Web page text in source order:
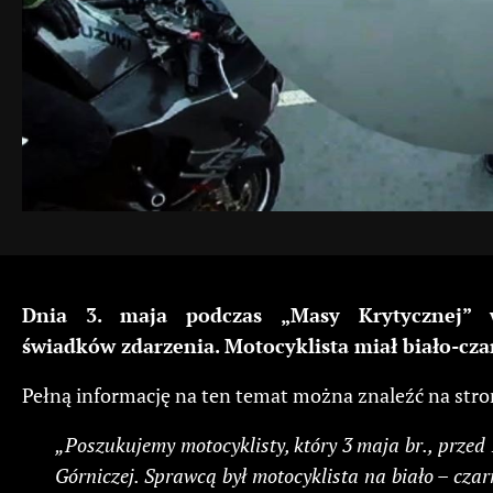
Dnia 3. maja podczas „Masy Krytycznej”
świadków zdarzenia. Motocyklista miał biało-
Pełną informację na ten temat można znaleźć na
„Poszukujemy motocyklisty, który 3 maja br.,
Górniczej. Sprawcą był motocyklista na biało –